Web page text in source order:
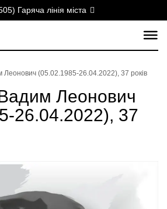
Гаряча лінія міста
(05.02.1985-26.04.2022), 37 років
Леонович
26.04.2022), 37